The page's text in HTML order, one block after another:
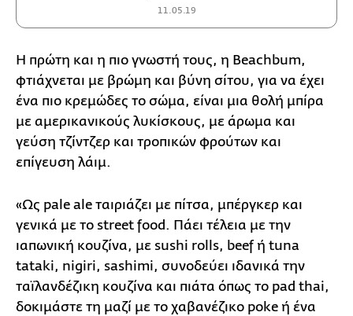
11.05.19
Η πρώτη και η πιο γνωστή τους, η Beachbum,
φτιάχνεται με βρώμη και βύνη σίτου, για να έχει
ένα πιο κρεμώδες το σώμα, είναι μια θολή μπίρα
με αμερικανικούς λυκίσκους, με άρωμα και
γεύση τζίντζερ και τροπικών φρούτων και
επίγευση λάιμ.
«Ως pale ale ταιριάζει με πίτσα, μπέργκερ και
γενικά με το street food. Πάει τέλεια με την
ιαπωνική κουζίνα, με sushi rolls, beef ή tuna
tataki, nigiri, sashimi, συνοδεύει ιδανικά την
ταϊλανδέζικη κουζίνα και πιάτα όπως το pad thai,
δοκιμάστε τη μαζί με το χαβανέζικο poke ή ένα